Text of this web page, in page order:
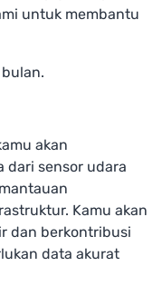
untuk membantu
bulan.
akan
dari sensor udara
Kamu akan
dan berkontribusi
data akurat